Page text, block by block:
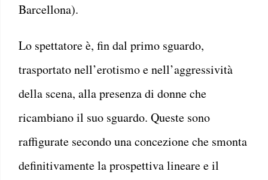
Barcellona).
Lo spettatore è, fin dal primo sguardo,
trasportato nell’erotismo e nell’aggressività
della scena, alla presenza di donne che
ricambiano il suo sguardo. Queste sono
raffigurate secondo una concezione che smonta
definitivamente la prospettiva lineare e il